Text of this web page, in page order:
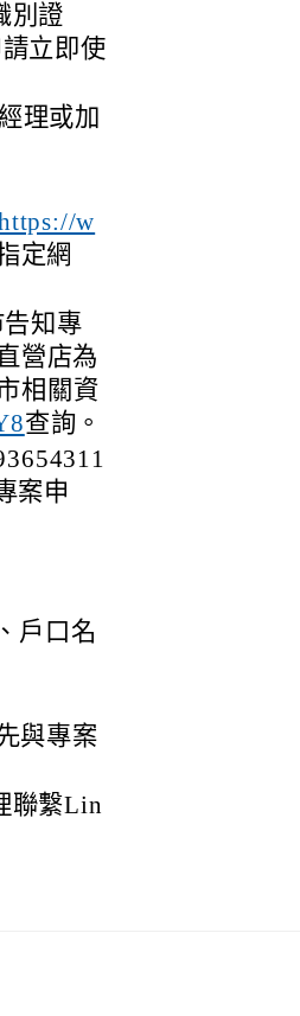
別證
立即使
理或加
w
定網
知專
營店為
相關資
查詢。
案申
戶口名
與專案
聯繫Lin